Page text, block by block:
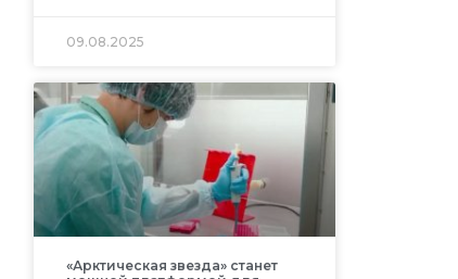
09.08.2025
«Арктическая звезда» станет